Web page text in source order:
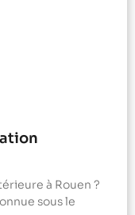
à Rouen ?
sous le